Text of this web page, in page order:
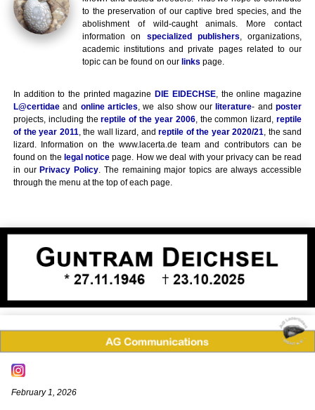
to the preservation of our captive bred species, and the
abolishment of wild-caught animals. More contact
information on specialized publishers, organizations,
academic institutions and private pages related to our
topic can be found on our links page.
In addition to the printed magazine DIE EIDECHSE, the online magazine
L@certidae and online articles, we also show our literature- andposter
projects, including thereptile of the year 2006, the common lizard,reptile
of the year 2011, the wall lizard, and reptile of the year 2020/21, the sand
lizard. Information on the www.lacerta.de team and contributors can be
found on the legal notice page. How we deal with your privacy can be read
in our Privacy Policy. The remaining major topics are always accessible
through the menu at the top of each page.
February 1, 2026